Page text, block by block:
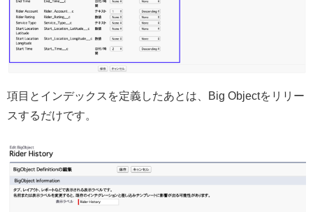
項目とインデックスを定義したあとは、Big Objectをリリー
スするだけです。